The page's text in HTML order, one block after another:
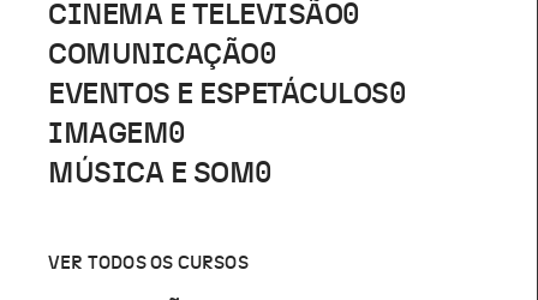
CINEMA E TELEVISÃO0
COMUNICAÇÃO0
EVENTOS E ESPETÁCULOS0
IMAGEM 0
MÚSICA E SOM 0
VER TODOS OS CURSOS